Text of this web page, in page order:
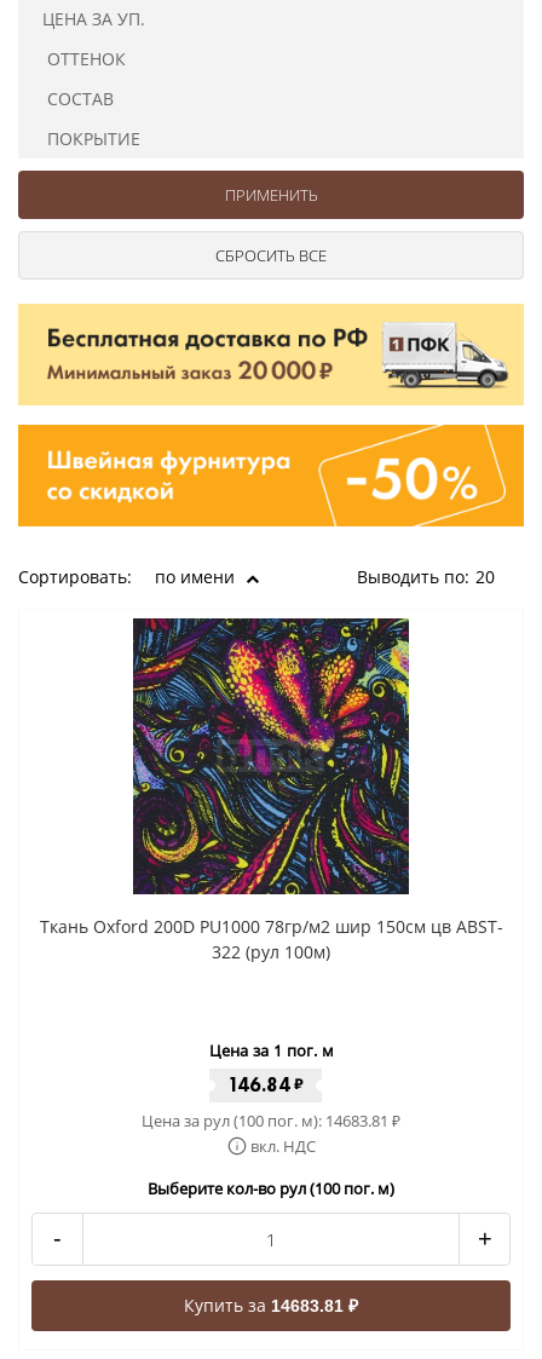
ЦЕНА ЗА УП.
ОТТЕНОК
СОСТАВ
ПОКРЫТИЕ
Сортировать: по имени Выводить по: 20
Ткань Oxford 200D PU1000 78гр/м2 шир 150см цв ABST-
322 (рул 100м)
Цена за 1 пог. м
146.84 ₽
Цена за рул (100 пог. м): 14683.81 ₽
вкл. НДС
Выберите кол-во рул (100 пог. м)
- +
Купить за 14683.81 ₽
Ушковые
Цепочки шарики с замком
Ткани
Сумочная фурнитура